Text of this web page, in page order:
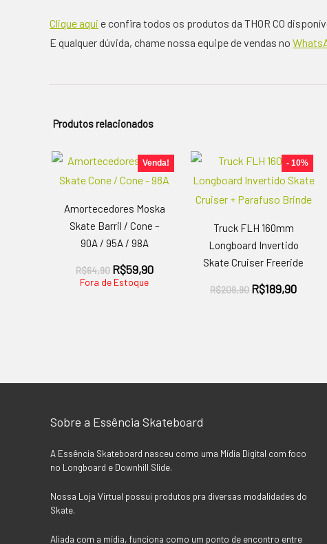
Clique aqui e confira todos os produtos da THOR CO
E qualquer dúvida, chame nossa equipe de vendas no
Produtos relacionados
Venda!
Amortecedores Moska
Skate Barril / Cone –
90A / 95A / 98A
R$64,90 O
preço
R$59,90O
Fora de Estoque
- 10%
Truck FLH 160mm
Longboard Invertido
Skate Cruiser Freeride
R$209,90 O
R$189,90O
Sobre a Essência Skateboard
A Essência Skateboard nasceu como uma Mídia Digital com foco
no Longboard e Downhill Slide.
Nossa Loja Virtual possui produtos pra diversas modalidades do
Skate.
Aliada com a mídia, funciona como um ponto de encontro entre